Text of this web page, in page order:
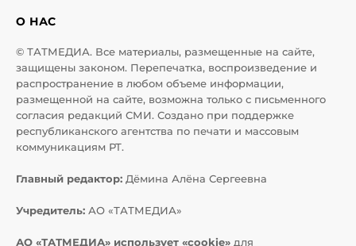
О НАС
© ТАТМЕДИА. Все материалы, размещенные на сайте,
защищены законом. Перепечатка, воспроизведение и
распространение в любом объеме информации,
размещенной на сайте, возможна только с письменного
согласия редакций СМИ. Создано при поддержке
республиканского агентства по печати и массовым
коммуникациям РТ.
Главный редактор: Дёмина Алёна Сергеевна
Учредитель: АО «ТАТМЕДИА»
АО «ТАТМЕДИА» использует «cookie» для